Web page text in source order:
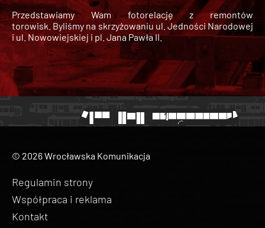
Przedstawiamy Wam fotorelację z remontów
torowisk. Byliśmy na skrzyżowaniu ul. Jedności Narodowej
i ul. Nowowiejskiej i pl. Jana Pawła II.
© 2026 Wrocławska Komunikacja
Regulamin strony
Współpraca i reklama
Kontakt